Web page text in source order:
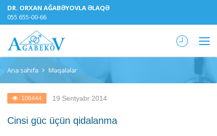
DR. ORXAN AĞABƏYOVLA ƏLAQƏ
055 655-00-66
Ana səhifə Məqalələr
106444 19 Sentyabr 2014
Cinsi güc üçün qidalanma